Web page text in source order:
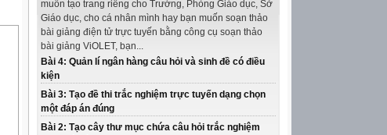
muốn tạo trang riêng cho Trường, Phòng Giáo dục, Sở
Giáo dục, cho cá nhân mình hay bạn muốn soạn thảo
bài giảng điện tử trực tuyến bằng công cụ soạn thảo
bài giảng ViOLET, bạn...
Bài 4: Quản lí ngân hàng câu hỏi và sinh đề có điều
kiện
Bài 3: Tạo đề thi trắc nghiệm trực tuyến dạng chọn
một đáp án đúng
Bài 2: Tạo cây thư mục chứa câu hỏi trắc nghiệm